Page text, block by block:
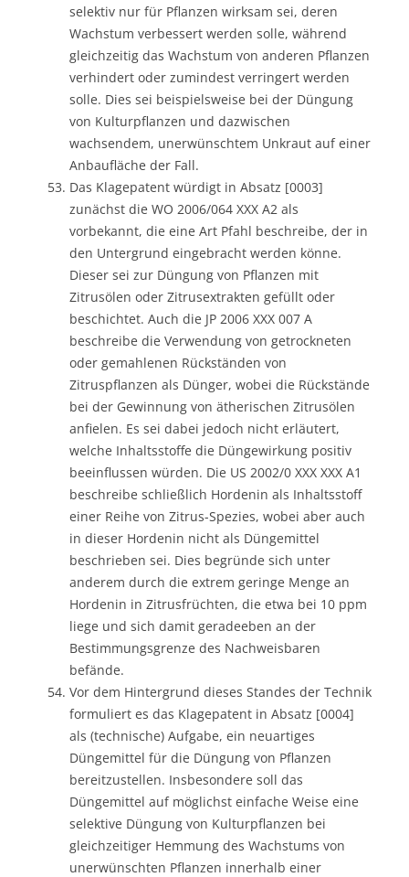
selektiv nur für Pflanzen wirksam sei, deren
Wachstum verbessert werden solle, während
gleichzeitig das Wachstum von anderen Pflanzen
verhindert oder zumindest verringert werden
solle. Dies sei beispielsweise bei der Düngung
von Kulturpflanzen und dazwischen
wachsendem, unerwünschtem Unkraut auf einer
Anbaufläche der Fall.
Das Klagepatent würdigt in Absatz [0003]
zunächst die WO 2006/064 XXX A2 als
vorbekannt, die eine Art Pfahl beschreibe, der in
den Untergrund eingebracht werden könne.
Dieser sei zur Düngung von Pflanzen mit
Zitrusölen oder Zitrusextrakten gefüllt oder
beschichtet. Auch die JP 2006 XXX 007 A
beschreibe die Verwendung von getrockneten
oder gemahlenen Rückständen von
Zitruspflanzen als Dünger, wobei die Rückstände
bei der Gewinnung von ätherischen Zitrusölen
anfielen. Es sei dabei jedoch nicht erläutert,
welche Inhaltsstoffe die Düngewirkung positiv
beeinflussen würden. Die US 2002/0 XXX XXX A1
beschreibe schließlich Hordenin als Inhaltsstoff
einer Reihe von Zitrus-Spezies, wobei aber auch
in dieser Hordenin nicht als Düngemittel
beschrieben sei. Dies begründe sich unter
anderem durch die extrem geringe Menge an
Hordenin in Zitrusfrüchten, die etwa bei 10 ppm
liege und sich damit geradeeben an der
Bestimmungsgrenze des Nachweisbaren
befände.
Vor dem Hintergrund dieses Standes der Technik
formuliert es das Klagepatent in Absatz [0004]
als (technische) Aufgabe, ein neuartiges
Düngemittel für die Düngung von Pflanzen
bereitzustellen. Insbesondere soll das
Düngemittel auf möglichst einfache Weise eine
selektive Düngung von Kulturpflanzen bei
gleichzeitiger Hemmung des Wachstums von
unerwünschten Pflanzen innerhalb einer